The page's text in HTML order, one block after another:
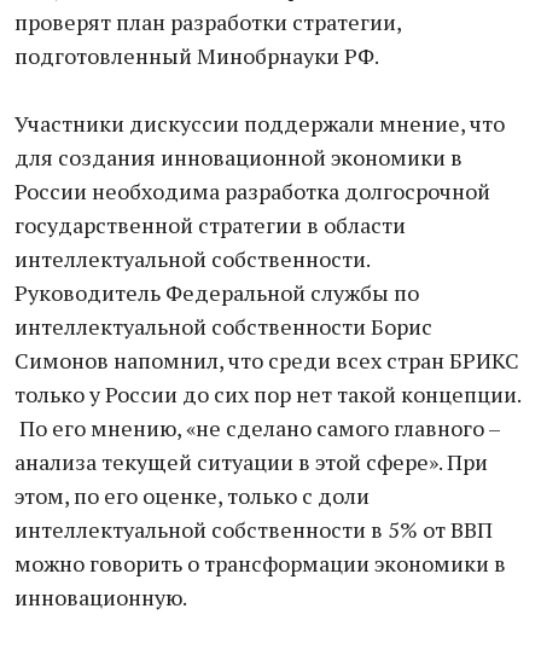
проверят план разработки стратегии,
подготовленный Минобрнауки РФ.
Участники дискуссии поддержали мнение, что
для создания инновационной экономики в
России необходима разработка долгосрочной
государственной стратегии в области
интеллектуальной собственности.
Руководитель Федеральной службы по
интеллектуальной собственности Борис
Симонов напомнил, что среди всех стран БРИКС
только у России до сих пор нет такой концепции.
По его мнению, «не сделано самого главного –
анализа текущей ситуации в этой сфере». При
этом, по его оценке, только с доли
интеллектуальной собственности в 5% от ВВП
можно говорить о трансформации экономики в
инновационную.